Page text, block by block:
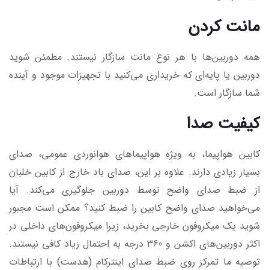
مانت کردن
همه دوربین‌ها با هر نوع مانت سازگار نیستند. مطمئن شوید
دوربین یا پایه‌ای که خریداری می‌کنید با تجهیزات موجود و آینده
شما سازگار است.
کیفیت صدا
کابین هواپیما، به ویژه هواپیماهای هوانوردی عمومی، صدای
بسیار زیادی دارند. علاوه بر این، صدای باد خارج از کابین خلبان
از ضبط صدای واضح توسط دوربین جلوگیری می‌کند. آیا
می‌خواهید صدای واضح کابین را ضبط کنید؟ ممکن است مجبور
شوید یک میکروفون خارجی بخرید، زیرا میکروفون‌های داخلی در
اکثر دوربین‌های اکشن و 360 درجه به احتمال زیاد کافی نیستند.
توصیه ما تمرکز روی ضبط صدای اینترکام (هدست) با ارتباطات